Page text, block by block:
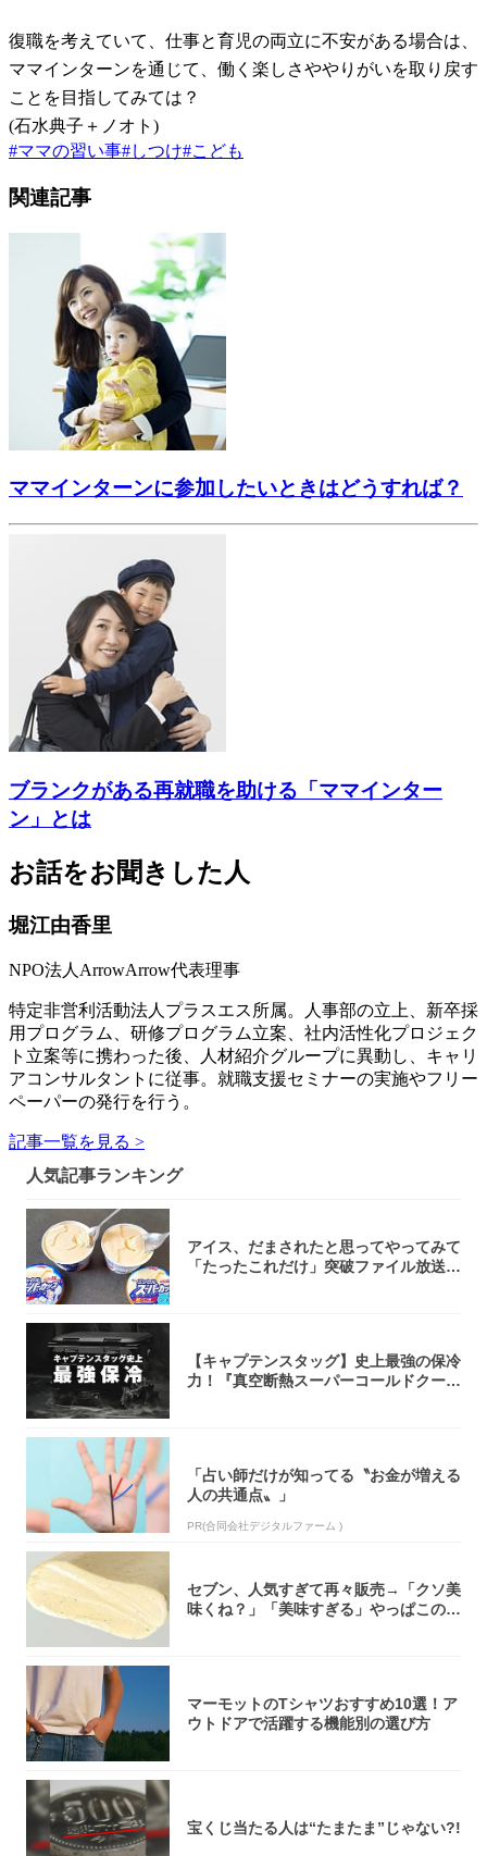
復職を考えていて、仕事と育児の両立に不安がある場合は、
ママインターンを通じて、働く楽しさややりがいを取り戻す
ことを目指してみては？
(石水典子＋ノオト)
#ママの習い事#しつけ#こども
関連記事
ママインターンに参加したいときはどうすれば？
ブランクがある再就職を助ける「ママインター
ン」とは
お話をお聞きした人
堀江由香里
NPO法人ArrowArrow代表理事
特定非営利活動法人プラスエス所属。人事部の立上、新卒採
用プログラム、研修プログラム立案、社内活性化プロジェク
ト立案等に携わった後、人材紹介グループに異動し、キャリ
アコンサルタントに従事。就職支援セミナーの実施やフリー
ペーパーの発行を行う。
記事一覧を見る >
人気記事ランキング
アイス、だまされたと思ってやってみて
「たったこれだけ」突破ファイル放送で
【キャプテンスタッグ】史上最強の保冷
力！『真空断熱スーパーコールドクーラ
「占い師だけが知ってる〝お金が増える
人の共通点〟」
PR(合同会社デジタルファーム )
セブン、人気すぎて再々販売→「クソ美
味くね？」「美味すぎる」やっぱこのク
マーモットのTシャツおすすめ10選！ア
ウトドアで活躍する機能別の選び方
宝くじ当たる人は“たまたま”じゃない?!